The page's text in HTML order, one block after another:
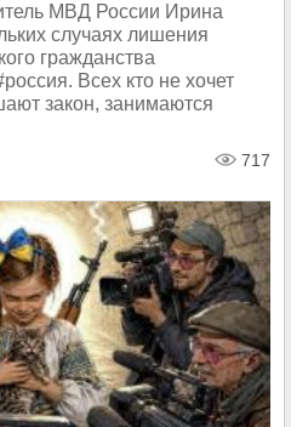
МВД России Ирина
случаях лишения
гражданства
Всех кто не хочет
закон, занимаются
717